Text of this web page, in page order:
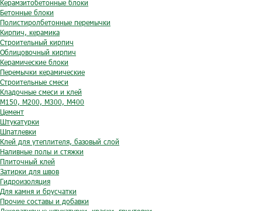
Керамзитобетонные блоки
Бетонные блоки
Полистиролбетонные перемычки
Кирпич, керамика
Строительный кирпич
Облицовочный кирпич
Керамические блоки
Перемычки керамические
Строительные смеси
Кладочные смеси и клей
М150, М200, М300, М400
Цемент
Штукатурки
Шпатлевки
Клей для утеплителя, базовый слой
Наливные полы и стяжки
Плиточный клей
Затирки для швов
Гидроизоляция
Для камня и брусчатки
Прочие составы и добавки